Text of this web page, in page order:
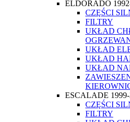
ELDORADO
CZĘŚCI
FILTRY
UKŁAD
UKŁAD
UKŁAD
UKŁAD
ESCALADE
CZĘŚCI
FILTRY